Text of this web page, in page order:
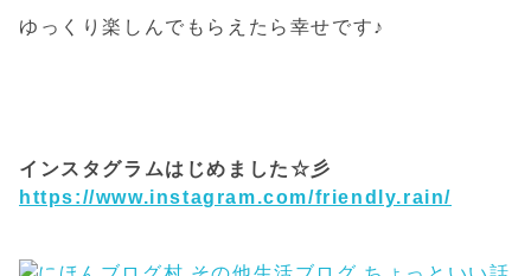
ゆっくり楽しんでもらえたら幸せです♪
インスタグラムはじめました☆彡
https://www.instagram.com/friendly.rain/